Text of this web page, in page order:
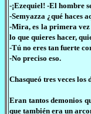
-¡Ezequiel! -El hombre
-Semyazza ¿qué haces
-Mira, es la primera vez
lo que quieres hacer,
-Tú no eres tan fuerte
-No preciso eso.
Chasqueó tres veces
Eran tantos demonios
que también era un